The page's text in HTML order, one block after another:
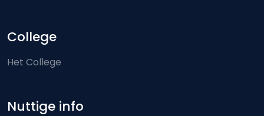
College
Het College
Nuttige info